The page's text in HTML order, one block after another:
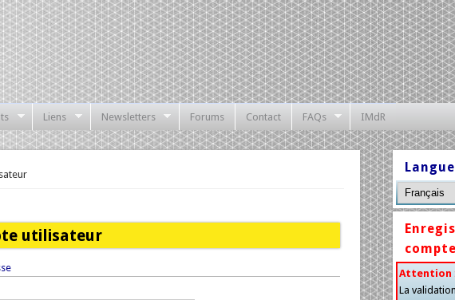
Liens Newsletters Forums Contact FAQs IMdR
utilisateur
Attention
La